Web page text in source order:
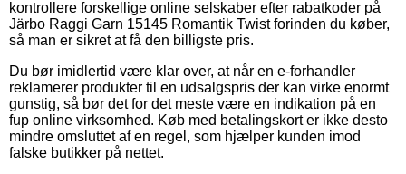
kontrollere forskellige online selskaber efter rabatkoder på
Järbo Raggi Garn 15145 Romantik Twist forinden du køber,
så man er sikret at få den billigste pris.
Du bør imidlertid være klar over, at når en e-forhandler
reklamerer produkter til en udsalgspris der kan virke enormt
gunstig, så bør det for det meste være en indikation på en
fup online virksomhed. Køb med betalingskort er ikke desto
mindre omsluttet af en regel, som hjælper kunden imod
falske butikker på nettet.